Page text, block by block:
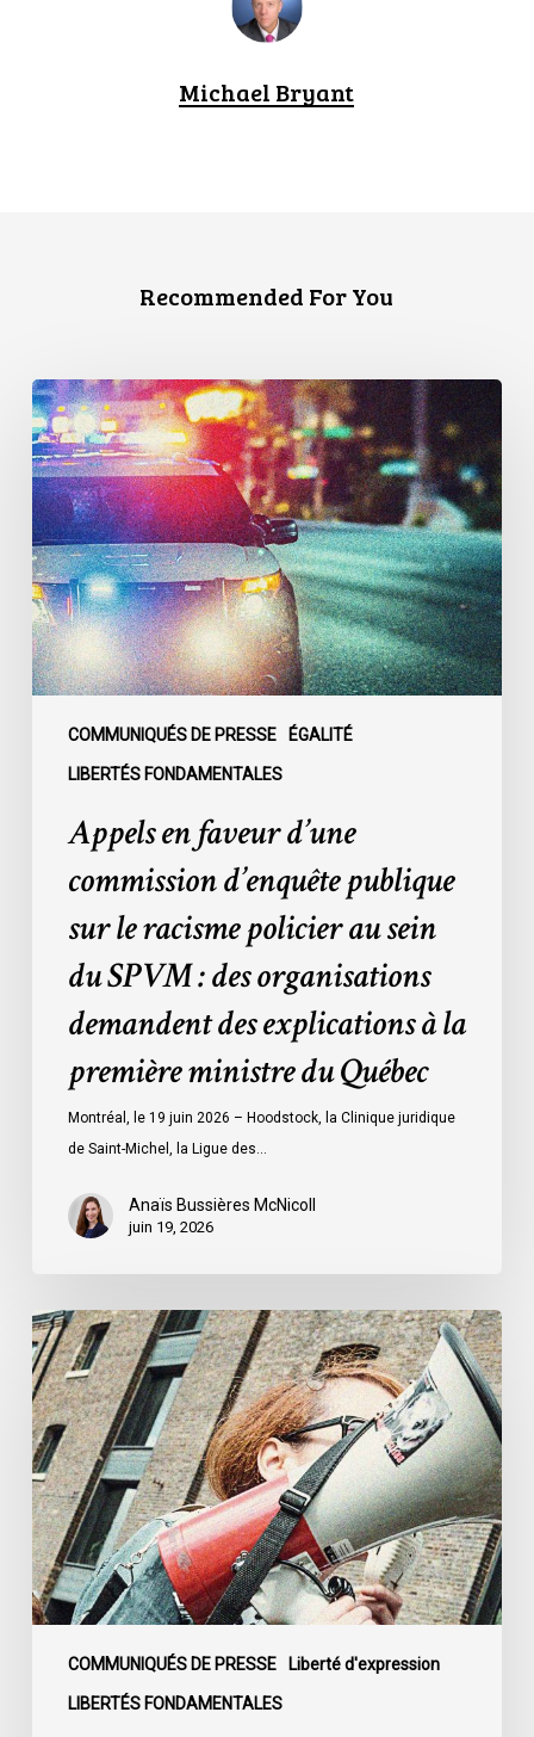
Michael Bryant
Recommended For You
COMMUNIQUÉS DE PRESSE ÉGALITÉ
LIBERTÉS FONDAMENTALES
Appels
en
faveur
d’une
commission
d’enquête
publique
sur
le
racisme
policier
SPVM
organisations
explications
ministre
Québec
Appels en faveur d’une
commission d’enquête publique
sur le racisme policier au sein
du SPVM : des organisations
demandent des explications à la
première ministre du Québec
Montréal, le 19 juin 2026 – Hoodstock, la Clinique juridique
de Saint-Michel, la Ligue des…
Anaïs Bussières McNicoll
juin 19, 2026
COMMUNIQUÉS DE PRESSE Liberté d'expression
LIBERTÉS FONDAMENTALES
L’ACLC
se
joint
à
la
déclaration
de
la
société
civile
l’adoption